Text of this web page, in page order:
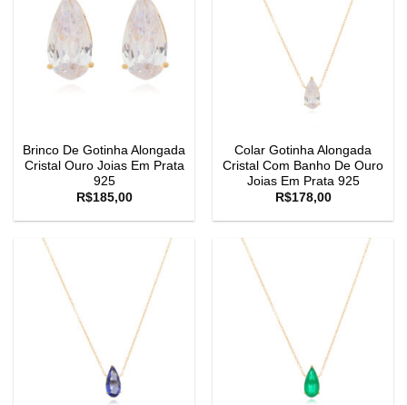
Brinco De Gotinha Alongada
Cristal Ouro Joias Em Prata
925
R$185,00
Colar Gotinha Alongada
Cristal Com Banho De Ouro
Joias Em Prata 925
R$178,00